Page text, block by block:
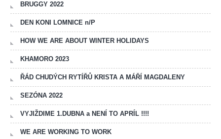
BRUGGY 2022
DEN KONI LOMNICE n/P
HOW WE ARE ABOUT WINTER HOLIDAYS
KHAMORO 2023
ŘÁD CHUDÝCH RYTÍŘŮ KRISTA A MÁŘÍ MAGDALENY
SEZÓNA 2022
VYJIŽDIME 1.DUBNA a NENÍ TO APRÍL !!!!
WE ARE WORKING TO WORK